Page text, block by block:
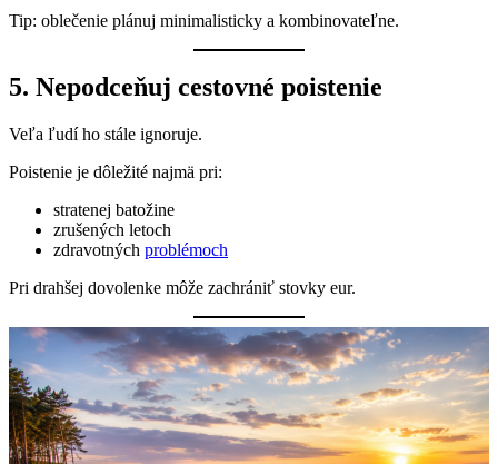
Tip: oblečenie plánuj minimalisticky a kombinovateľne.
5. Nepodceňuj cestovné poistenie
Veľa ľudí ho stále ignoruje.
Poistenie je dôležité najmä pri:
stratenej batožine
zrušených letoch
zdravotných problémoch
Pri drahšej dovolenke môže zachrániť stovky eur.